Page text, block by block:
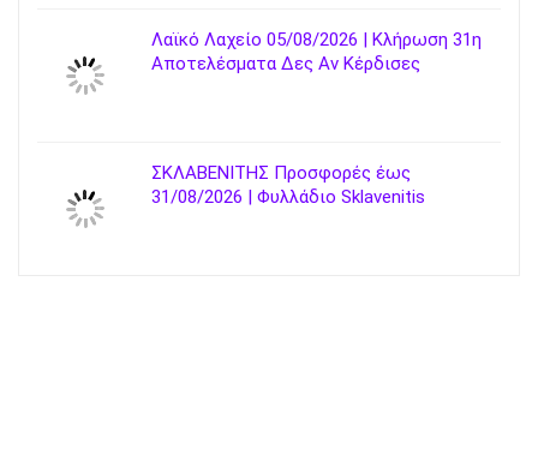
Λαϊκό Λαχείο 05/08/2026 | Κλήρωση 31η
Αποτελέσματα Δες Αν Κέρδισες
ΣΚΛΑΒΕΝΙΤΗΣ Προσφορές έως
31/08/2026 | Φυλλάδιο Sklavenitis